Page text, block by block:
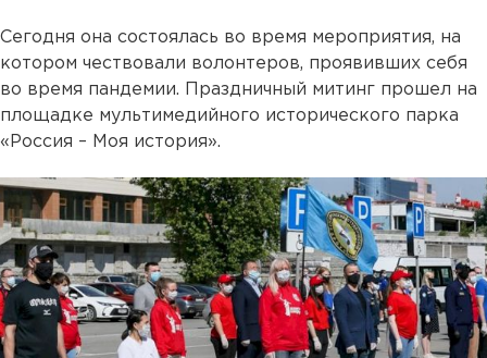
Сегодня она состоялась во время мероприятия, на
котором чествовали волонтеров, проявивших себя
во время пандемии. Праздничный митинг прошел на
площадке мультимедийного исторического парка
«Россия – Моя история».